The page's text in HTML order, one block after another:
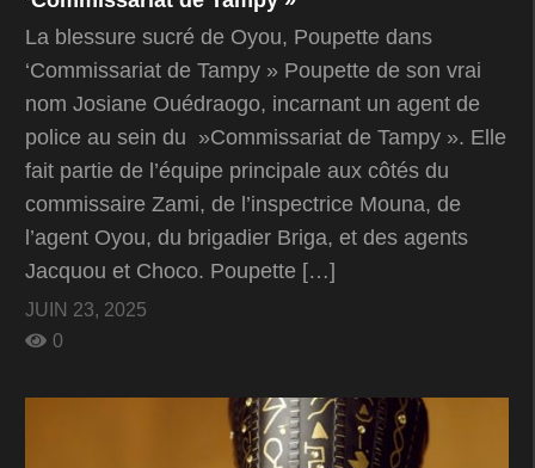
La blessure sucré de Oyou, Poupette dans
‘Commissariat de Tampy » Poupette de son vrai
nom Josiane Ouédraogo, incarnant un agent de
police au sein du »Commissariat de Tampy ». Elle
fait partie de l’équipe principale aux côtés du
commissaire Zami, de l’inspectrice Mouna, de
l’agent Oyou, du brigadier Briga, et des agents
Jacquou et Choco. Poupette […]
JUIN 23, 2025
0